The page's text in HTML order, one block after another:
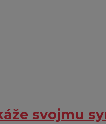
svojmu